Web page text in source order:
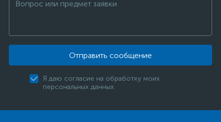
Отправить сообщение
Я даю согласие на обработку моих
персональных данных